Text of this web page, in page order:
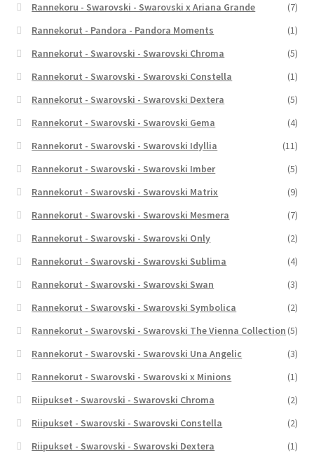
Rannekoru - Swarovski - Swarovski x Ariana Grande
(7)
Rannekorut - Pandora - Pandora Moments
(1)
Rannekorut - Swarovski - Swarovski Chroma
(5)
Rannekorut - Swarovski - Swarovski Constella
(1)
Rannekorut - Swarovski - Swarovski Dextera
(5)
Rannekorut - Swarovski - Swarovski Gema
(4)
Rannekorut - Swarovski - Swarovski Idyllia
(11)
Rannekorut - Swarovski - Swarovski Imber
(5)
Rannekorut - Swarovski - Swarovski Matrix
(9)
Rannekorut - Swarovski - Swarovski Mesmera
(7)
Rannekorut - Swarovski - Swarovski Only
(2)
Rannekorut - Swarovski - Swarovski Sublima
(4)
Rannekorut - Swarovski - Swarovski Swan
(3)
Rannekorut - Swarovski - Swarovski Symbolica
(2)
Rannekorut - Swarovski - Swarovski The Vienna Collection (5)
Rannekorut - Swarovski - Swarovski Una Angelic
(3)
Rannekorut - Swarovski - Swarovski x Minions
(1)
Riipukset - Swarovski - Swarovski Chroma
(2)
Riipukset - Swarovski - Swarovski Constella
(2)
Riipukset - Swarovski - Swarovski Dextera
(1)